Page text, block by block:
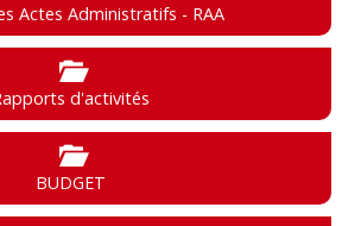
Actes Administratifs - RAA
d'activités
BUDGET